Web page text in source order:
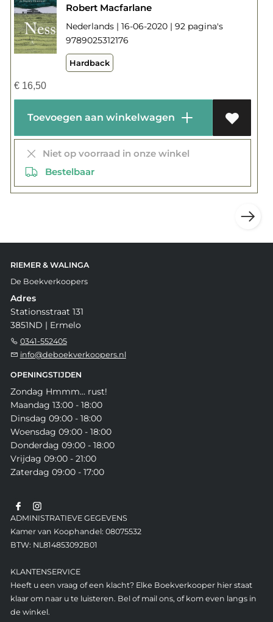
Robert Macfarlane
Nederlands | 16-06-2020 | 92 pagina's
9789025312176
Hardback
€16,50
Toevoegen aan winkelwagen
Niet op voorraad in onze winkel
Bestelbaar
RIEMER & WALINGA
De Boekverkoopers
Adres
Stationsstraat 131
3851ND | Ermelo
0341-552405
info@deboekverkoopers.nl
OPENINGSTIJDEN
Zondag Hmmm... rust!
Maandag 13:00 - 18:00
Dinsdag 09:00 - 18:00
Woensdag 09:00 - 18:00
Donderdag 09:00 - 18:00
Vrijdag 09:00 - 21:00
Zaterdag 09:00 - 17:00
ADMINISTRATIEVE GEGEVENS
Kamer van Koophandel: 08075532
BTW: NL814853092B01
KLANTENSERVICE
Heeft u een vraag of een klacht? Elke Boekverkooper hier staat
klaar om naar u te luisteren. Bel of mail ons, of kom even langs in
de winkel.